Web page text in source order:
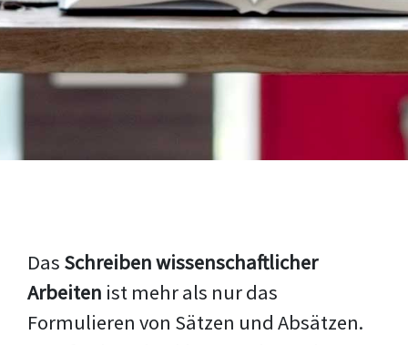
Das Schreiben wissenschaftlicher
Arbeiten ist mehr als nur das
Formulieren von Sätzen und Absätzen.